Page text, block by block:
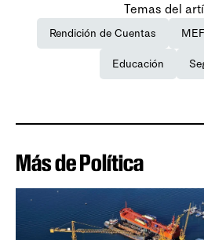
Temas del
Rendición de Cuentas MEF
Educación
Más de Política